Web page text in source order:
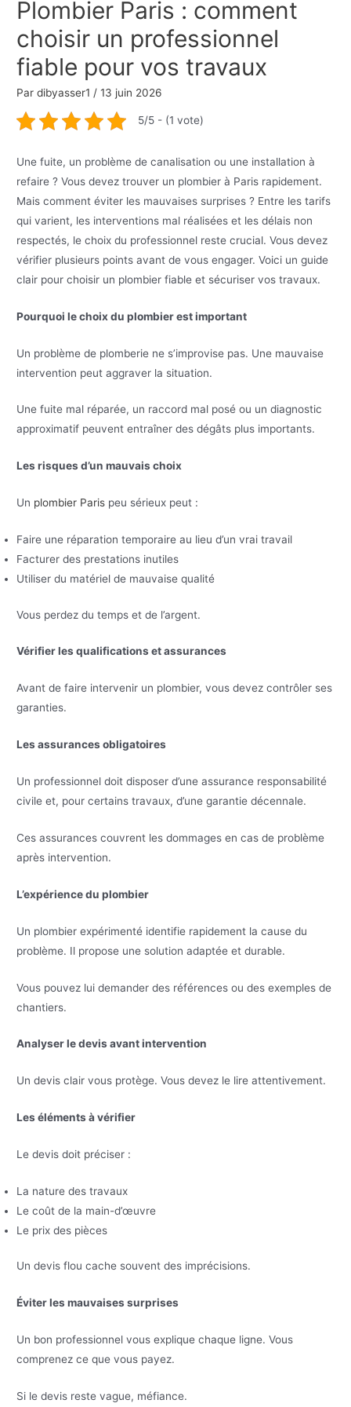
Plombier Paris : comment
choisir un professionnel
fiable pour vos travaux
Pardibyasser1 /13 juin 2026
5/5 - (1 vote)
Une fuite, un problème de canalisation ou une installation à
refaire ? Vous devez trouver un plombier à Paris rapidement.
Mais comment éviter les mauvaises surprises ? Entre les tarifs
qui varient, les interventions mal réalisées et les délais non
respectés, le choix du professionnel reste crucial. Vous devez
vérifier plusieurs points avant de vous engager. Voici un guide
clair pour choisir un plombier fiable et sécuriser vos travaux.
Pourquoi le choix du plombier est important
Un problème de plomberie ne s’improvise pas. Une mauvaise
intervention peut aggraver la situation.
Une fuite mal réparée, un raccord mal posé ou un diagnostic
approximatif peuvent entraîner des dégâts plus importants.
Les risques d’un mauvais choix
Un plombier Paris peu sérieux peut :
Faire une réparation temporaire au lieu d’un vrai travail
Facturer des prestations inutiles
Utiliser du matériel de mauvaise qualité
Vous perdez du temps et de l’argent.
Vérifier les qualifications et assurances
Avant de faire intervenir un plombier, vous devez contrôler ses
garanties.
Les assurances obligatoires
Un professionnel doit disposer d’une assurance responsabilité
civile et, pour certains travaux, d’une garantie décennale.
Ces assurances couvrent les dommages en cas de problème
après intervention.
L’expérience du plombier
Un plombier expérimenté identifie rapidement la cause du
problème. Il propose une solution adaptée et durable.
Vous pouvez lui demander des références ou des exemples de
chantiers.
Analyser le devis avant intervention
Un devis clair vous protège. Vous devez le lire attentivement.
Les éléments à vérifier
Le devis doit préciser :
La nature des travaux
Le coût de la main-d’œuvre
Le prix des pièces
Un devis flou cache souvent des imprécisions.
Éviter les mauvaises surprises
Un bon professionnel vous explique chaque ligne. Vous
comprenez ce que vous payez.
Si le devis reste vague, méfiance.